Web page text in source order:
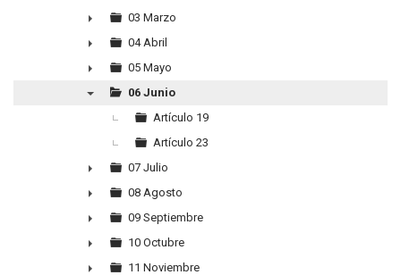
►
►
03 Marzo
►
04 Abril
►
05 Mayo
06 Junio
Artículo 19
Artículo 23
►
07 Julio
►
08 Agosto
►
09 Septiembre
►
10 Octubre
11 Noviembre